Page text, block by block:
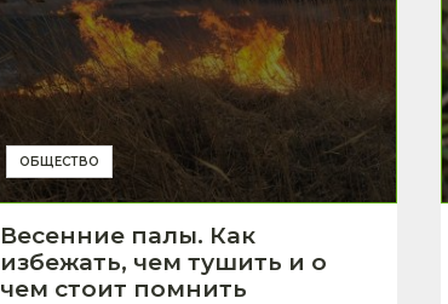
ОБЩЕСТВО
Весенние палы. Как
избежать, чем тушить и о
чем стоит помнить